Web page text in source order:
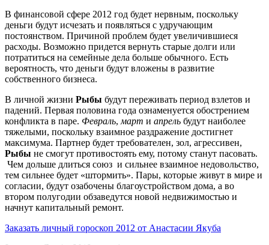
В финансовой сфере 2012 год будет нервным, поскольку
деньги будут исчезать и появляться с удручающим
постоянством. Причиной проблем будет увеличившиеся
расходы. Возможно придется вернуть старые долги или
потратиться на семейные дела больше обычного. Есть
вероятность, что деньги будут вложены в развитие
собственного бизнеса.
В личной жизни Рыбы будут переживать период взлетов и
падений. Первая половина года ознаменуется обострением
конфликта в паре. Февраль, март и апрель будут наиболее
тяжелыми, поскольку взаимное раздражение достигнет
максимума. Партнер будет требователен, зол, агрессивен,
Рыбы не смогут противостоять ему, потому станут пасовать.
Чем дольше длиться союз и сильнее взаимное недовольство,
тем сильнее будет «штормить». Пары, которые живут в мире и
согласии, будут озабочены благоустройством дома, а во
втором полугодии обзаведутся новой недвижимостью и
начнут капитальный ремонт.
Заказать личный гороскоп 2012 от Анастасии Якуба